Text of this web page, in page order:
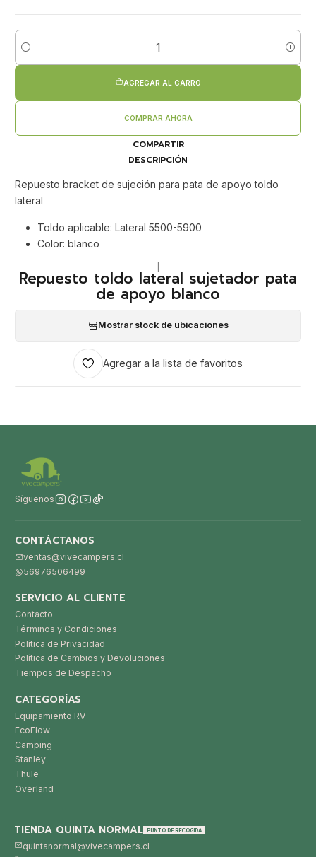
Cantidad
AGREGAR AL CARRO
COMPRAR AHORA
COMPARTIR
DESCRIPCIÓN
Repuesto bracket de sujeción para pata de apoyo toldo
lateral
Toldo aplicable: Lateral 5500-5900
Color: blanco
Repuesto toldo lateral sujetador pata
de apoyo blanco
Mostrar stock de ubicaciones
Agregar a la lista de favoritos
Síguenos
CONTÁCTANOS
ventas@vivecampers.cl
56976506499
SERVICIO AL CLIENTE
Contacto
Términos y Condiciones
Política de Privacidad
Política de Cambios y Devoluciones
Tiempos de Despacho
CATEGORÍAS
Equipamiento RV
EcoFlow
Camping
Stanley
Thule
Overland
TIENDA QUINTA NORMAL PUNTO DE RECOGIDA
quintanormal@vivecampers.cl